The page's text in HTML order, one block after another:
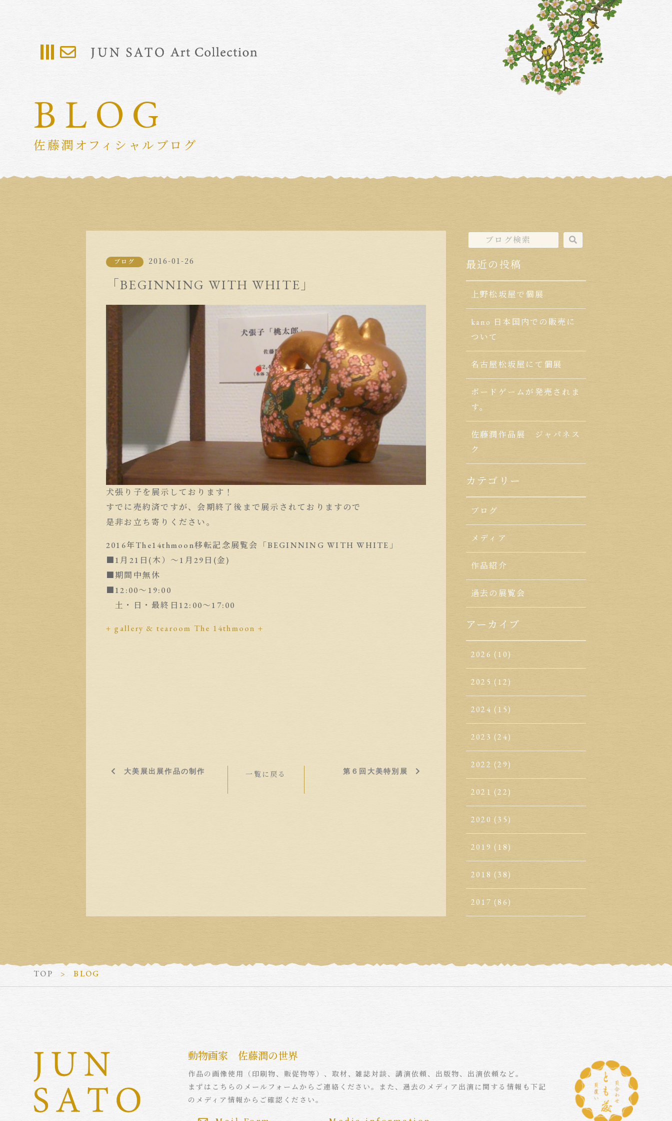
BLOG
佐藤潤オフィシャルブログ
ブログ 2016-01-26
「BEGINNING WITH WHITE」
犬張り子を展示しております！
すでに売約済ですが、会期終了後まで展示されておりますので
是非お立ち寄りください。
2016年The14thmoon移転記念展覧会「BEGINNING WITH WHITE」
■1月21日(木）〜1月29日(金)
■期間中無休
■12:00〜19:00
土・日・最終日12:00〜17:00
+ gallery & tearoom The 14thmoon +
大美展出展作品の制作 一覧に戻る 第６回大美特別展
最近の投稿
上野松坂屋で個展
kano 日本国内での販売に
ついて
名古屋松坂屋にて個展
ボードゲームが発売されま
す。
佐藤潤作品展 ジャパネス
ク
カテゴリー
ブログ
メディア
作品紹介
過去の展覧会
アーカイブ
2026 (10)
2025 (12)
2024 (15)
2023 (24)
2022 (29)
2021 (22)
2020 (35)
2019 (18)
2018 (38)
2017 (86)
TOP BLOG
動物画家 佐藤潤の世界
作品の画像使用（印刷物、販促物等）、取材、雑誌対談、講演依頼、出版物、出演依頼など。
まずはこちらのメールフォームからご連絡ください。また、過去のメディア出演に関する情報も下記
のメディア情報からご確認ください。